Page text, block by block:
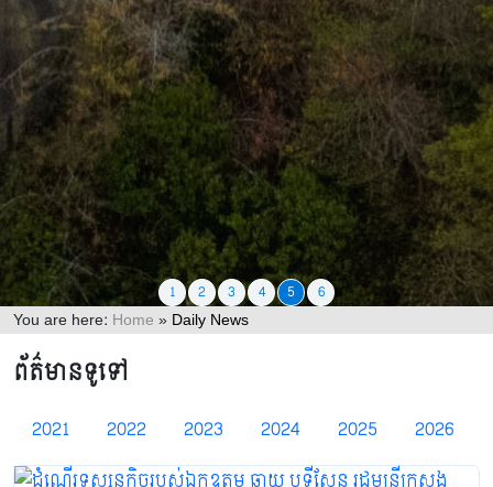
1 2 3 4 5 6
You are here: Home » Daily News
ព័ត៌មានទូទៅ
2021 2022 2023 2024 2025 2026